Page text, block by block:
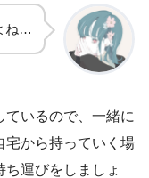
ね…
ているので、一緒に
宅から持っていく場
運びをしましょ